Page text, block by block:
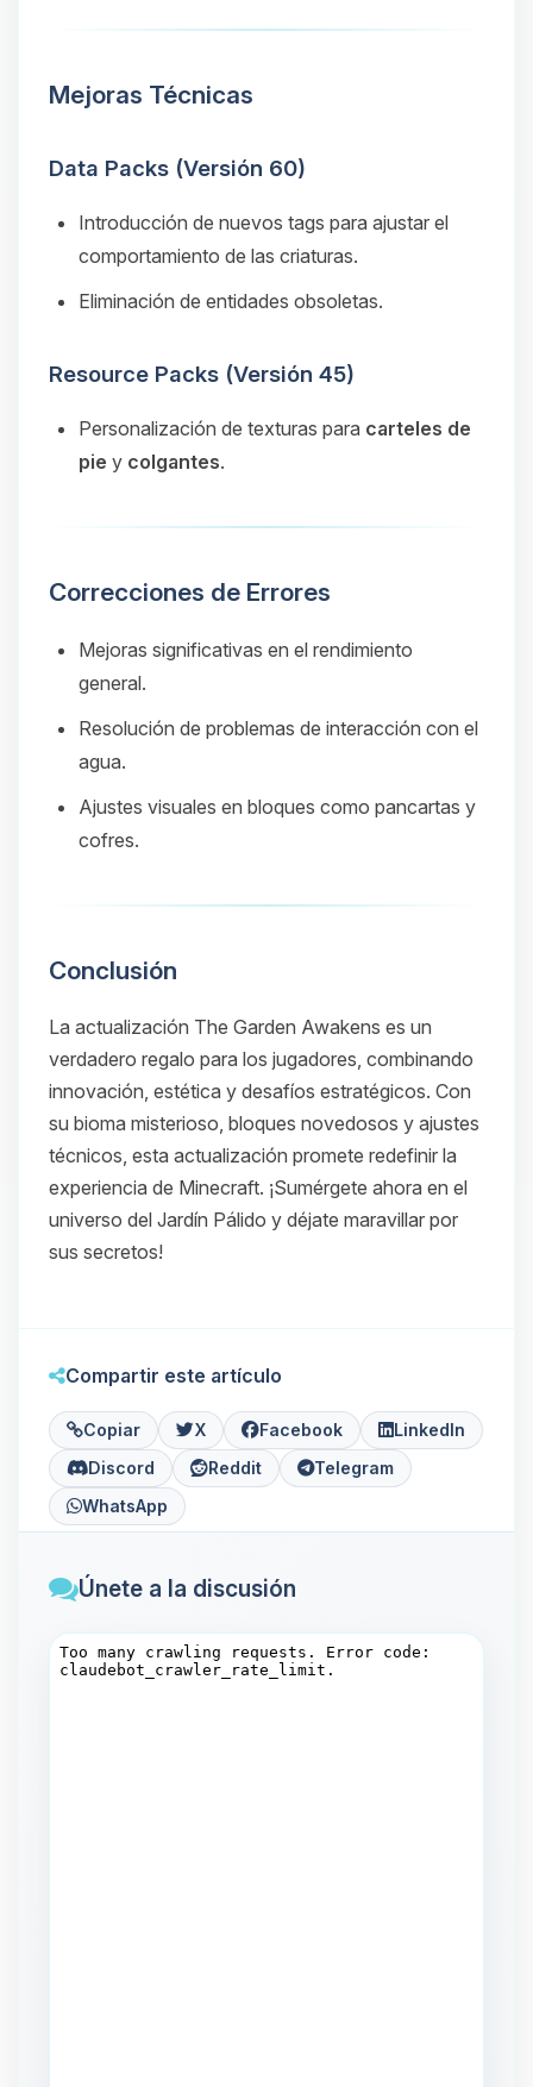
Mejoras Técnicas
Data Packs (Versión 60)
Introducción de nuevos tags para ajustar el
comportamiento de las criaturas.
Eliminación de entidades obsoletas.
Resource Packs (Versión 45)
Personalización de texturas para carteles de
pie y colgantes.
Correcciones de Errores
Mejoras significativas en el rendimiento
general.
Resolución de problemas de interacción con el
agua.
Ajustes visuales en bloques como pancartas y
cofres.
Conclusión
La actualización The Garden Awakens es un
verdadero regalo para los jugadores, combinando
innovación, estética y desafíos estratégicos. Con
su bioma misterioso, bloques novedosos y ajustes
técnicos, esta actualización promete redefinir la
experiencia de Minecraft. ¡Sumérgete ahora en el
universo del Jardín Pálido y déjate maravillar por
sus secretos!
Compartir este artículo
Copiar X Facebook
LinkedIn
Discord
Reddit
Telegram
WhatsApp
Únete a la discusión